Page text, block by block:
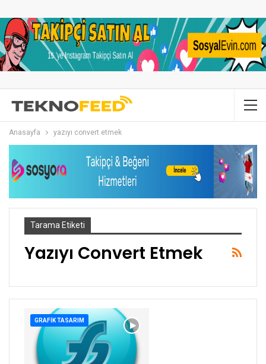
Anasayfa yazıyı convert etmek
Tarama Etiketi
Yazıyı Convert Etmek
GRAFIK TASARIM